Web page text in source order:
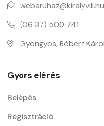
webaruhaz@kiralyvill.hu
(06 37) 500 741
Gyöngyös, Róbert
Gyors elérés
Belépés
Regisztráció